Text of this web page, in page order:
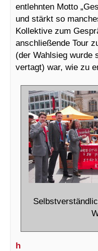
entlehnten Motto
und stärkt so
Kollektive zum
anschließende Tour
(der Wahlsieg wurde
vertagt) war, wie zu
h